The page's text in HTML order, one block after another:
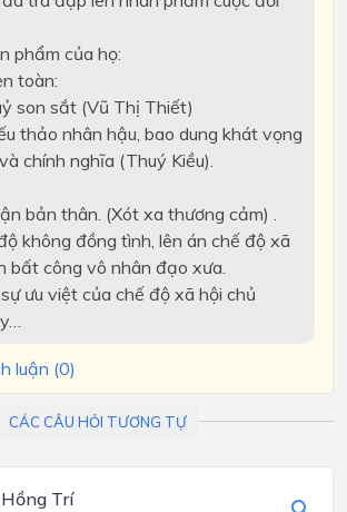
phẩm của họ:
toàn:
son sắt (Vũ Thị Thiết)
thảo nhân hậu, bao dung khát vọng
chính nghĩa (Thuý Kiều).
bản thân. (Xót xa thương cảm) .
không đồng tình, lên án chế độ xã
bất công vô nhân đạo xưa.
ưu việt của chế độ xã hội chủ
luận (0)
CÁC CÂU HỎI TƯƠNG TỰ
Trí